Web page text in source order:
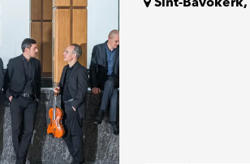
Sint-Bavokerk,